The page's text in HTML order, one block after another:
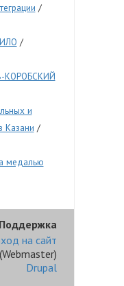
КОРОБСКИЙ
и
Казани
медалью
Поддержка
на сайт
(Webmaster)
Drupal